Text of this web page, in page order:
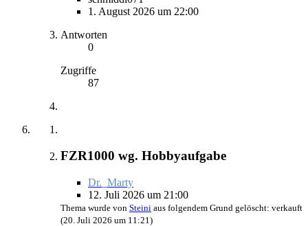
1. August 2026 um 22:00
Antworten
0
Zugriffe
87
FZR1000 wg. Hobbyaufgabe
Dr._Marty
12. Juli 2026 um 21:00
Thema wurde von Steini aus folgendem Grund gelöscht: verkauft
(20. Juli 2026 um 11:21)